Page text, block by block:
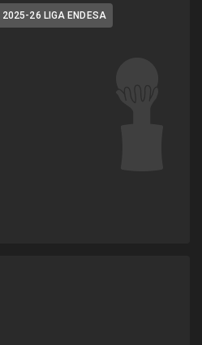
2025-26 LIGA ENDESA